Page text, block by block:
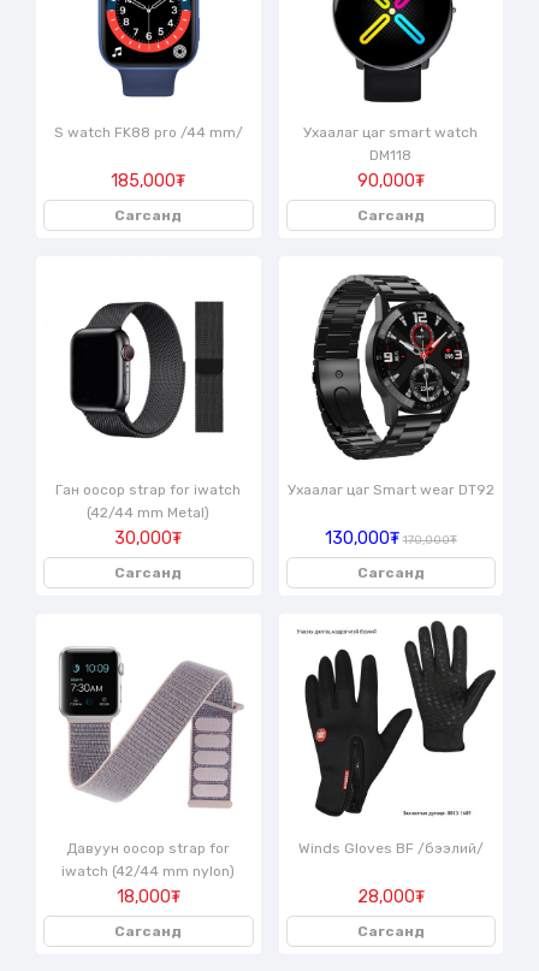
S watch FK88 pro /44 mm/
185,000₮
Сагсанд
Ухаалаг цаг smart watch
DM118
90,000₮
Сагсанд
Ган оосор strap for iwatch
(42/44 mm Metal)
30,000₮
Сагсанд
Ухаалаг цаг Smart wear DT92
130,000₮ 170,000₮
Сагсанд
Давуун оосор strap for
iwatch (42/44 mm nylon)
18,000₮
Сагсанд
Winds Gloves BF /бээлий/
28,000₮
Сагсанд